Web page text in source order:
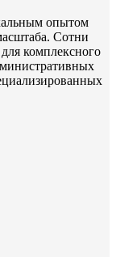
опытом
Сотни
комплексного